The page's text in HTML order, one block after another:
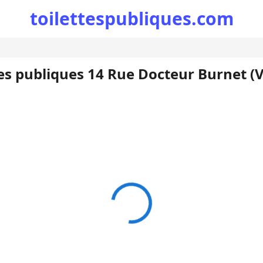
toilettespubliques.com
publiques 14 Rue Docteur Burnet